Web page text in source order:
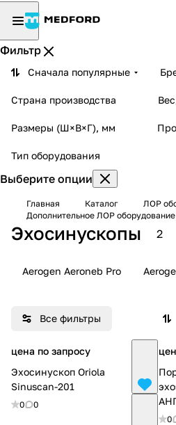
Фильтр
Сначала популярные
Страна производства
Размеры (Ш×В×Г), мм
Тип оборудования
Выберите опции
Главная Каталог
ЛОР
Дополнительное ЛОР оборудование
Эхосинускопы 2
Aerogen Aeroneb Pro
Все фильтры
цена по запросу
Эхосинускоп Oriola
Sinuscan-201
0 0
0